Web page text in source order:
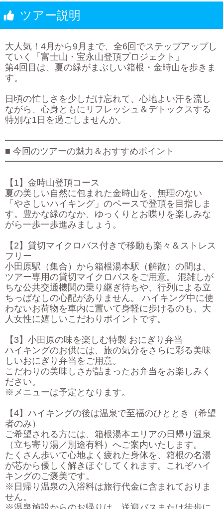
ツアー説明
大人気！4月から9月まで、全6回でステップアップし
ていく「富士山・宝永山登頂プロジェクト」
第4回目は、夏の緑がまぶしい箱根・金時山を歩きま
す。
日頃の忙しさを少しだけ忘れて、心地よい汗を流し
ながら、心身ともにリフレッシュ＆デトックスする
特別な1日を過ごしませんか。
■ 今回のツアーの魅力＆おすすめポイント
【1】金時山登頂コース
夏の美しい自然に包まれた金時山を、無理のない
「やさしいハイキング」のペースで登頂を目指しま
す。豊かな緑のなか、ゆっくりとお喋りを楽しみな
がら一歩一歩進みましょう。
【2】貸切マイクロバス付きで移動も楽々＆ストレス
フリー
小田原駅（集合）から箱根湯本駅（解散）の間は、
ツアー専用の貸切マイクロバスをご用意。 混雑しが
ちな公共交通機関の乗り継ぎ待ちや、行列による立
ちっぱなしの心配がありません。 ハイキング中に使
わないお荷物を車内に置いて身軽に歩けるのも、大
人女性に嬉しいこだわりポイントです。
【3】小田原の味を楽しむ特製 おにぎり弁当
ハイキングのお供には、旅の気分をさらに彩る美味
しいおにぎり弁当をご用意。
こだわりの美味しさが詰まったお弁当をお楽しみく
ださい。
※メニューは予定となります。
【4】ハイキングの後は温泉で至福のひととき（希望
者のみ）
ご希望される方には、箱根湯本エリアの日帰り温泉
（立ち寄り湯／別途有料）へご案内いたします。
たくさん歩いて心地よく疲れた身体を、箱根の名湯
が芯から優しく解きほぐしてくれます。これぞハイ
キングのご褒美です。
※日帰り温泉の入浴料は旅行代金に含まれておりま
せん。